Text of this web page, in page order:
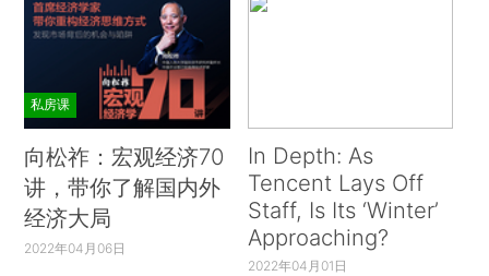
私房课
向松祚：宏观经济70
讲，带你了解国内外
经济大局
2022年04月06日
In Depth: As
Tencent Lays Off
Staff, Is Its ‘Winter’
Approaching?
2022年04月01日